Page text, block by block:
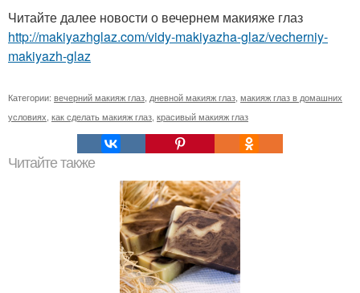
Читайте далее новости о вечернем макияже глаз
http://makiyazhglaz.com/vidy-makiyazha-glaz/vecherniy-
makiyazh-glaz
Категории: вечерний макияж глаз дневной макияж глаз макияж глаз в домашних
условиях как сделать макияж глаз красивый макияж глаз
Читайте также